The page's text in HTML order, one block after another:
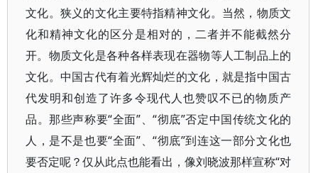
文化。狭义的文化主要特指精神文化。当然，物质文
化和精神文化的区分是相对的，二者并不能截然分
开。物质文化是各种各样表现在器物等人工制品上的
文化。中国古代有着光辉灿烂的文化，就是指中国古
代发明和创造了许多令现代人也赞叹不已的物质产
品。那些声称要“全面”、“彻底”否定中国传统文化的
人，是不是也要“全面”、“彻底”到连这一部分文化也
要否定呢？仅从此点也能看出，像刘晓波那样宣称“对